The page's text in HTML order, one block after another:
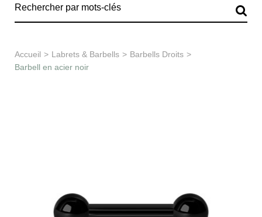
Découvrir la collection
Accueil > Labrets & Barbells > Barbells Droits >
Barbell en acier noir